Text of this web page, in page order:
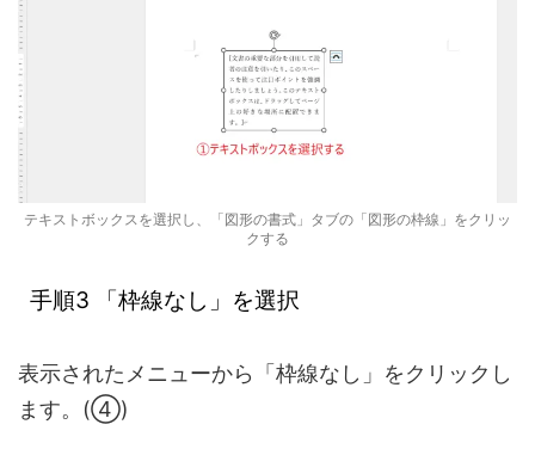
テキストボックスを選択し、「図形の書式」タブの「図形の枠線」をクリッ
クする
手順3 「枠線なし」を選択
表示されたメニューから「枠線なし」をクリックし
ます。(④)